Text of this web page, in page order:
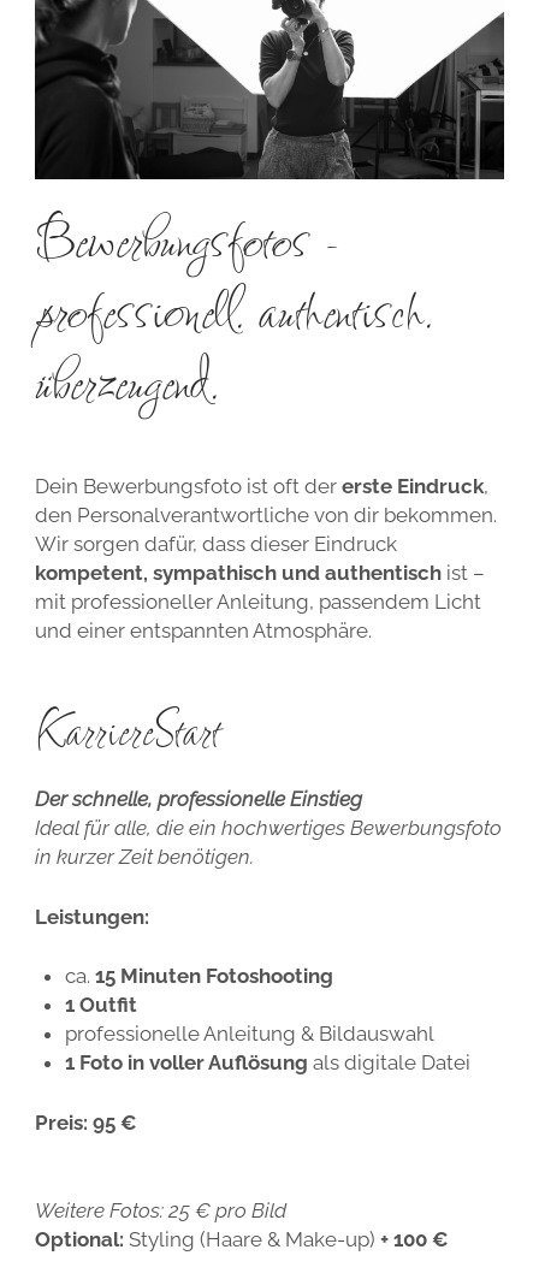
TIPPS ZUR KLEIDERWAHL FÜR TEAM- UND GRUPPENFOTOS
ALLGEMEINE GESCHÄFTSBEDINGUNGEN
WIDERRUFSBELEHRUNG
DATENSCHUTZ
Bewerbungsfotos -
professionell. authentisch.
überzeugend.
Dein Bewerbungsfoto ist oft der erste Eindruck,
den Personalverantwortliche von dir bekommen.
Wir sorgen dafür, dass dieser Eindruck
kompetent, sympathisch und authentischist –
mit professioneller Anleitung, passendem Licht
und einer entspannten Atmosphäre.
KarriereStart
Der schnelle, professionelle Einstieg
Ideal für alle, die ein hochwertiges Bewerbungsfoto
in kurzer Zeit benötigen.
Leistungen:
ca.15 Minuten Fotoshooting
1 Outfit
professionelle Anleitung & Bildauswahl
1 Foto in voller Auflösung als digitale Datei
Preis: 95 €
Weitere Fotos: 25 € pro Bild
Optional: Styling (Haare & Make-up) + 100 €